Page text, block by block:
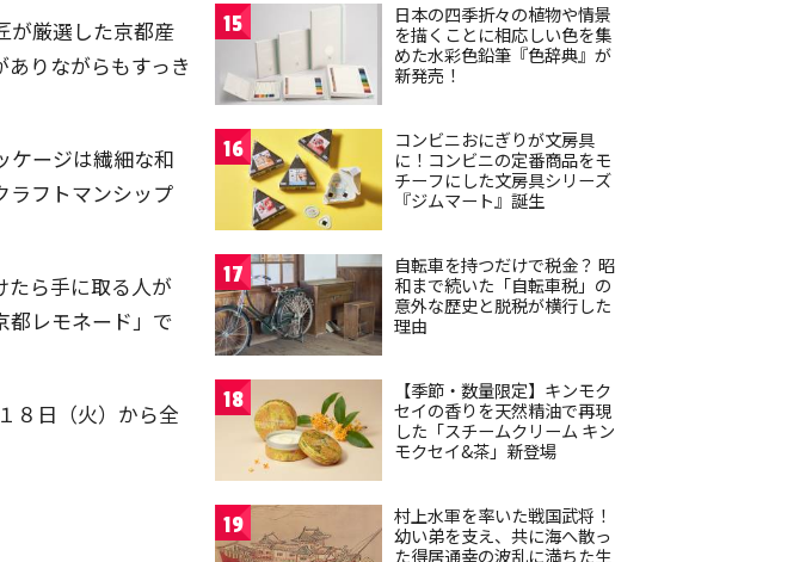
が厳選した京都産
りながらもすっき
ケージは繊細な和
ラフトマンシップ
たら手に取る人が
都レモネード」で
８日（火）から全
15
日本の四季折々の植物や情景
を描くことに相応しい色を集
めた水彩色鉛筆『色辞典』が
新発売！
16
コンビニおにぎりが文房具
に！コンビニの定番商品をモ
チーフにした文房具シリーズ
『ジムマート』誕生
17
自転車を持つだけで税金？ 昭
和まで続いた「自転車税」の
意外な歴史と脱税が横行した
理由
18
【季節・数量限定】キンモク
セイの香りを天然精油で再現
した「スチームクリーム キン
モクセイ&茶」新登場
19
村上水軍を率いた戦国武将！
幼い弟を支え、共に海へ散っ
た得居通幸の波乱に満ちた生